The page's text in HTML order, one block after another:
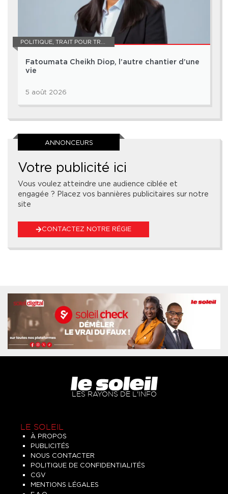
POLITIQUE, TRAIT POUR TRAIT
Fatoumata Cheikh Diop, l’autre chantier d’une
vie
5 août 2026
ANNONCEURS
Votre publicité ici
Vous voulez atteindre une audience ciblée et
engagée ? Placez vos bannières publicitaires sur notre
site
CONTACTEZ NOTRE RÉGIE
LES RAYONS DE L'INFO
LE SOLEIL
À PROPOS
PUBLICITÉS
NOUS CONTACTER
POLITIQUE DE CONFIDENTIALITÉS
CGV
MENTIONS LÉGALES